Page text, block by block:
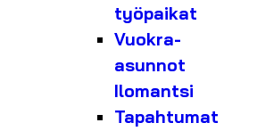
työpaikat
Vuokra-
asunnot
Ilomantsi
Tapahtumat